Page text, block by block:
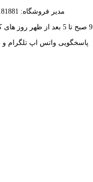
مدیر فروشگاه: 09365181881 میرزایی
9 صبح تا 5 بعد از ظهر روز های کاری پاسخگو شما هستیم.
پاسخگویی واتس اپ تلگرام و